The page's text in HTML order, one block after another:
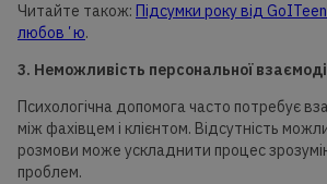
Читайте також: Підсумки року від
любовʼю.
3. Неможливість персональної
Психологічна допомога часто потребує
між фахівцем і клієнтом. Відсутність
розмови може ускладнити процес
проблем.